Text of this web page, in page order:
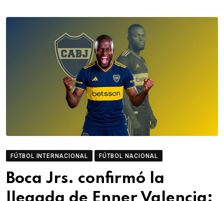
FÚTBOL INTERNACIONAL FÚTBOL NACIONAL
Boca Jrs. confirmó la